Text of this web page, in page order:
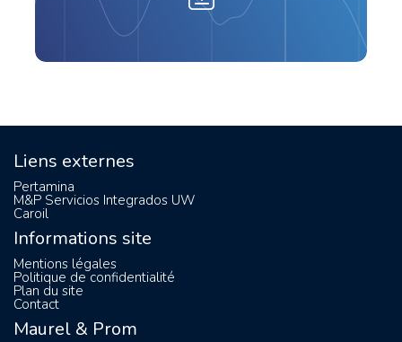
Liens externes
Pertamina
M&P Servicios Integrados UW
Caroil
Informations site
Mentions légales
Politique de confidentialité
Plan du site
Contact
Maurel & Prom